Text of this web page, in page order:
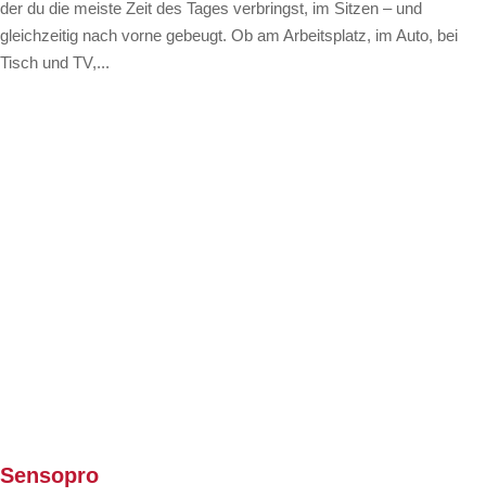
der du die meiste Zeit des Tages verbringst, im Sitzen – und
gleichzeitig nach vorne gebeugt. Ob am Arbeitsplatz, im Auto, bei
Tisch und TV,...
Sensopro